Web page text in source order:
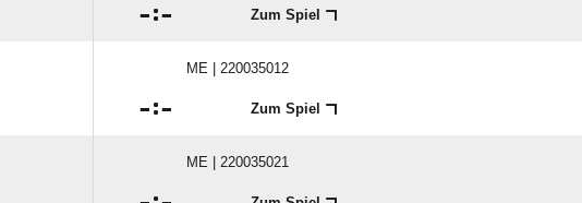
: Zum Spiel
ME | 220035012
: Zum Spiel
ME | 220035021